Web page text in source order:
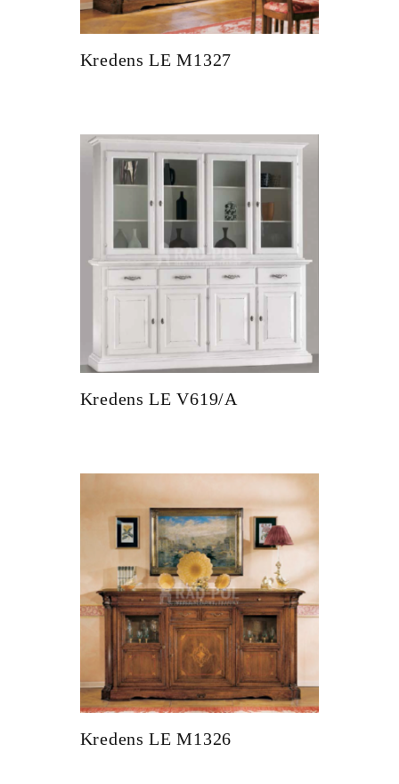
Kredens LE M1327
Kredens LE V619/A
Kredens LE M1326